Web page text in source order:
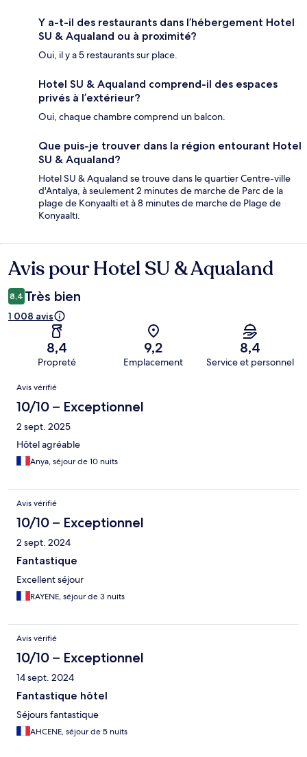
Y a-t-il des restaurants dans l’hébergement Hotel
SU & Aqualand ou à proximité?
Oui, il y a 5 restaurants sur place.
Hotel SU & Aqualand comprend-il des espaces
privés à l’extérieur?
Oui, chaque chambre comprend un balcon.
Que puis-je trouver dans la région entourant Hotel
SU & Aqualand?
Hotel SU & Aqualand se trouve dans le quartier Centre-ville
d'Antalya, à seulement 2 minutes de marche de Parc de la
plage de Konyaalti et à 8 minutes de marche de Plage de
Konyaaltı.
Avis
Avis pour Hotel SU & Aqualand
8,4 Très bien
1 008 avis
8,4
Propreté
9,2
Emplacement
8,4
Service et personnel
Avis
Avis vérifié
10/10 – Exceptionnel
2 sept. 2025
Hôtel agréable
Anya, séjour de 10 nuits
Avis vérifié
10/10 – Exceptionnel
2 sept. 2024
Fantastique
Excellent séjour
RAYENE, séjour de 3 nuits
Avis vérifié
10/10 – Exceptionnel
14 sept. 2024
Fantastique hôtel
Séjours fantastique
AHCENE, séjour de 5 nuits